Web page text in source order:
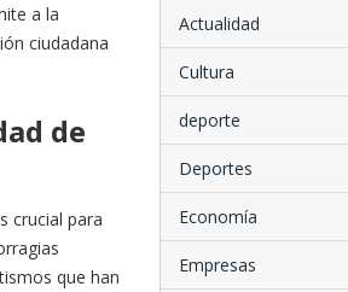
a la
ciudadana
de
crucial para
que han
Actualidad
Cultura
deporte
Deportes
Economía
Empresas